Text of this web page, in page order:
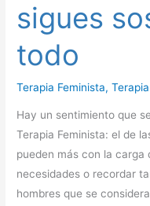
sigues
todo
Terapia Feminista,
Hay un sentimiento que
Terapia Feminista: el de
pueden más con la carga
necesidades o recordar
hombres que se
pero
sigues
todo